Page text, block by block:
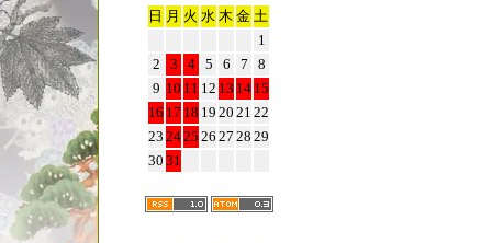
日 月 火 水 木 金 土
1
2
3 4 5 6 7
8
9 10 11 12 13 14 15
16 17 18 19 20 21 22
23 2425 26 27 28 29
30 31